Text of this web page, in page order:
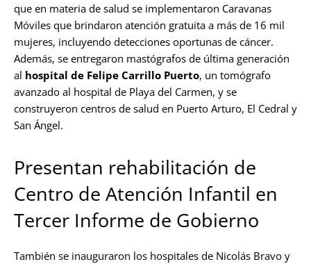
que en materia de salud se implementaron Caravanas
Móviles que brindaron atención gratuita a más de 16 mil
mujeres, incluyendo detecciones oportunas de cáncer.
Además, se entregaron mastógrafos de última generación
al hospital de Felipe Carrillo Puerto, un tomógrafo
avanzado al hospital de Playa del Carmen, y se
construyeron centros de salud en Puerto Arturo, El Cedral y
San Ángel.
Presentan rehabilitación de
Centro de Atención Infantil en
Tercer Informe de Gobierno
También se inauguraron los hospitales de Nicolás Bravo y